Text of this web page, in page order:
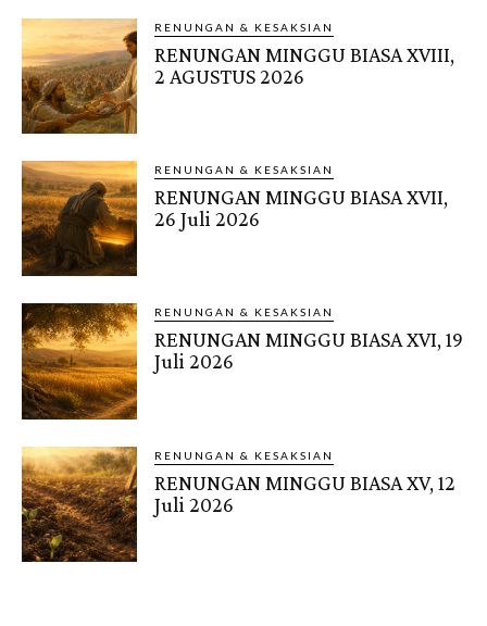
RENUNGAN & KESAKSIAN
RENUNGAN MINGGU BIASA XVIII,
2 AGUSTUS 2026
RENUNGAN & KESAKSIAN
RENUNGAN MINGGU BIASA XVII,
26 Juli 2026
RENUNGAN & KESAKSIAN
RENUNGAN MINGGU BIASA XVI, 19
Juli 2026
RENUNGAN & KESAKSIAN
RENUNGAN MINGGU BIASA XV, 12
Juli 2026